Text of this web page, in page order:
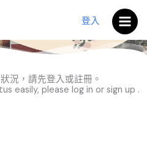
登入
況，請先登入或註冊。
easily, please log in or sign up .